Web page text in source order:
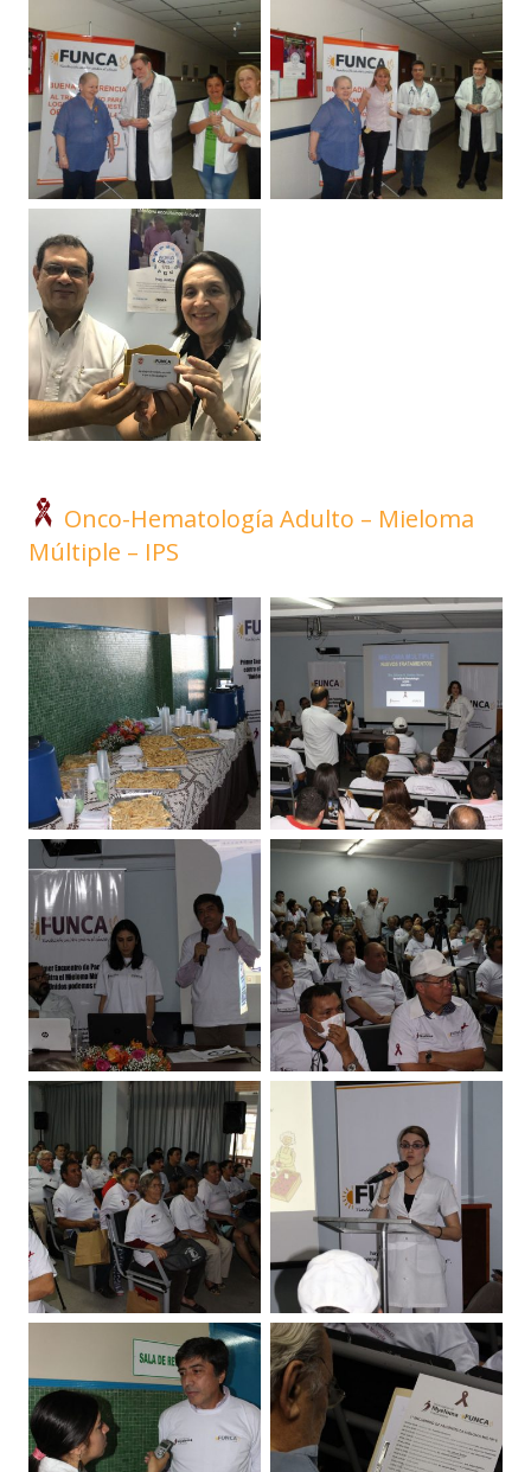
Onco-Hematología Adulto – Mieloma
Múltiple – IPS